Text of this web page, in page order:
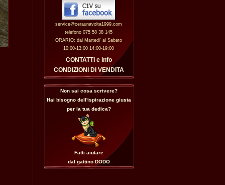
service@ceraunavolta1999.com
telefono 075 58 38 145
ORARIO: dal Martedi' al Sabato
10:00-13:00 14:00-19:00
CONTATTI e info
CONDIZIONI DI VENDITA
Non sai cosa scrivere?
Hai bisogno dell'ispirazione giusta
per la tua dedica?
Fatti aiutare
dal gattino DODO